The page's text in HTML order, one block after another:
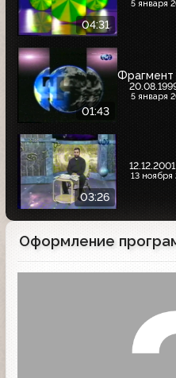
04:31
5 января
01:43
Фрагмент
5 января
03:26
12.12.2001
13 ноября
Оформление